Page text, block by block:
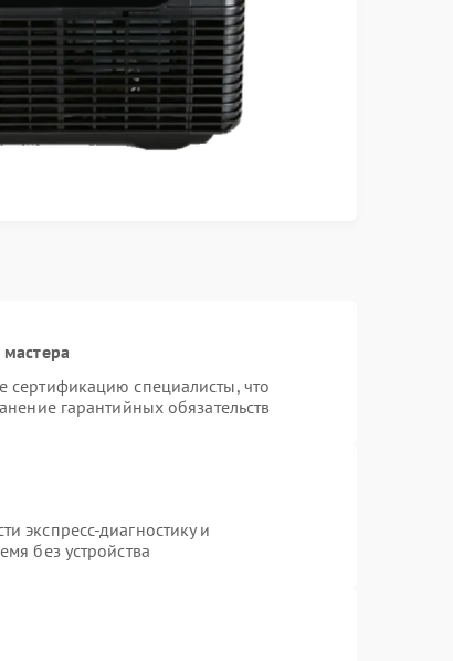
сертификацию специалисты, что
гарантийных обязательств
экспресс-диагностику и
без устройства